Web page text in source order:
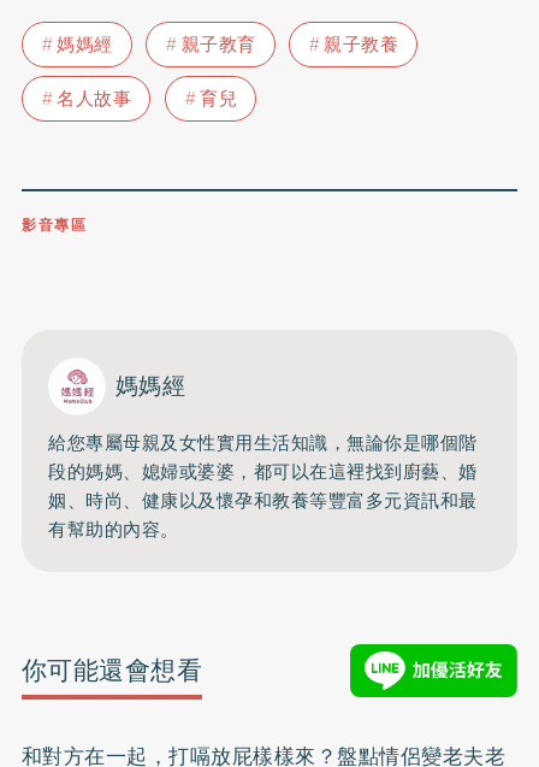
媽媽經 親子教育
親子教養
名人故事
育兒
影音專區
媽媽經
給您專屬母親及女性實用生活知識，無論你是哪個階
段的媽媽、媳婦或婆婆，都可以在這裡找到廚藝、婚
姻、時尚、健康以及懷孕和教養等豐富多元資訊和最
有幫助的內容。
你可能還會想看
和對方在一起，打嗝放屁樣樣來？盤點情侶變老夫老